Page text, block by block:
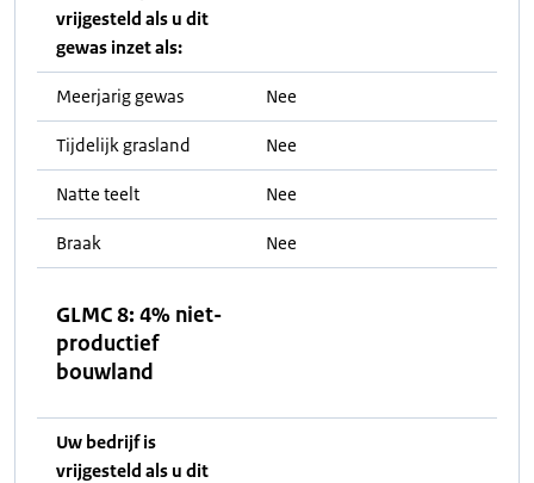
vrijgesteld als u dit
gewas inzet als:
Meerjarig gewas Nee
Tijdelijk grasland Nee
Natte teelt Nee
Braak Nee
GLMC 8: 4% niet-
productief
bouwland
Uw bedrijf is
vrijgesteld als u dit